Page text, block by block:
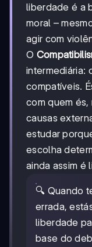
liberdade é a
moral –
agir com
O
intermediária:
compatíveis.
com quem
causas
estudar
escolha
ainda assim é
🔍 Quando
errada,
liberdade
base do